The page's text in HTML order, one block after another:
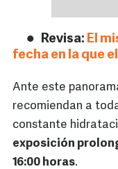
Revisa: El
fecha en la que
Ante este
recomiendan a
constante
exposición
16:00 horas.